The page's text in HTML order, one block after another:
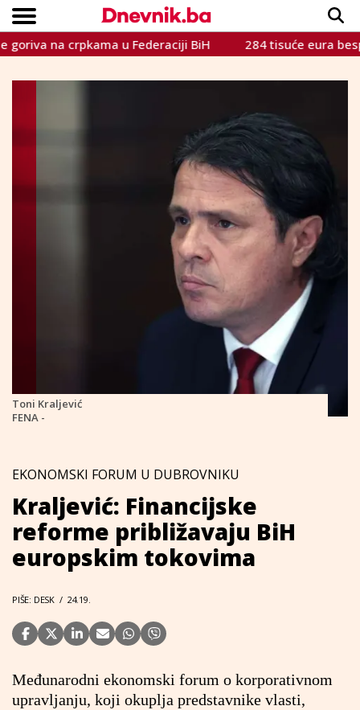
VIJESTI
SPORT
INTERVIEW
TEME
CRNA KRONIKA
LIFESTYLE
Copyright © Dnevnik.ba 2023.
u Federaciji BiH 284 tisuće eura bespovratne
Toni Kraljević
FENA -
EKONOMSKI FORUM U DUBROVNIKU
Kraljević: Financijske
reforme približavaju BiH
europskim tokovima
PIŠE: DESK / 24.19.
Međunarodni ekonomski forum o korporativnom
upravljanju, koji okuplja predstavnike vlasti,